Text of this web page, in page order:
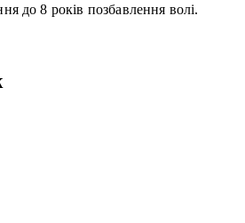
до 8 років позбавлення волі.